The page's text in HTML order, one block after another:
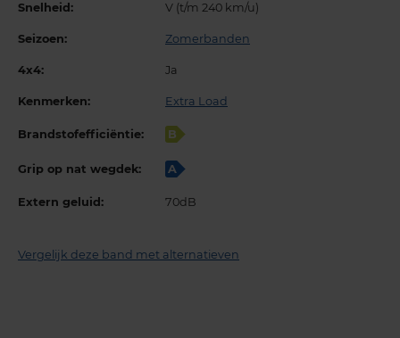
Snelheid: V (t/m 240 km/u)
Seizoen: Zomerbanden
4x4: Ja
Kenmerken: Extra Load
Brandstofefficiëntie: B
Grip op nat wegdek: A
Extern geluid: 70dB
Vergelijk deze band met alternatieven